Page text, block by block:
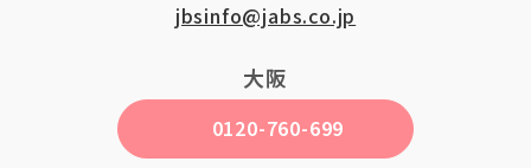
jbsinfo@jabs.co.jp
大阪
0120-760-699